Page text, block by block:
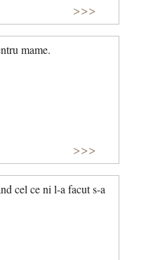
>>>
mame.
>>>
cel ce ni l-a facut s-a